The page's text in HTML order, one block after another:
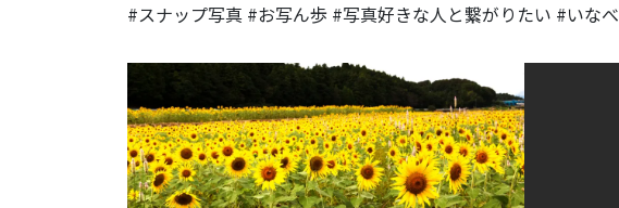
#スナップ写真 #お写ん歩 #写真好きな人と繋がりたい #いなべ